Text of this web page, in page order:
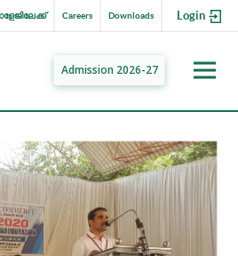
Login
Downloads
Careers
Admission 2026-27